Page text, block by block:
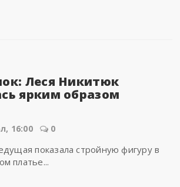
Леся Никитюк
ярким образом
16:00 0
показала стройную фигуру в
платье...